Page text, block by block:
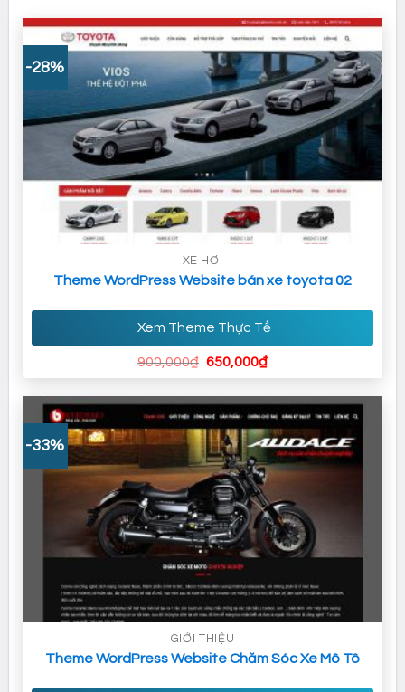
-28%
XE HƠI
Theme WordPress Website bán xe toyota 02
Xem Theme Thực Tế
900,000₫ Giá
900,000₫.
650,000₫Giá
là:
650,000₫.
-33%
GIỚI THIỆU
Theme WordPress Website Chăm Sóc Xe Mô Tô